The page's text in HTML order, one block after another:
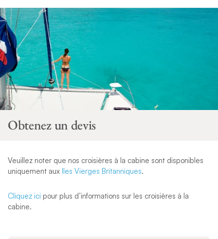
Obtenez un devis
Veuillez noter que nos croisières à la cabine sont disponibles
uniquement aux Iles Vierges Britanniques.
Cliquez ici pour plus d’informations sur les croisières à la
cabine.